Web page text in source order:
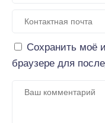
Сохранить моё
браузере для